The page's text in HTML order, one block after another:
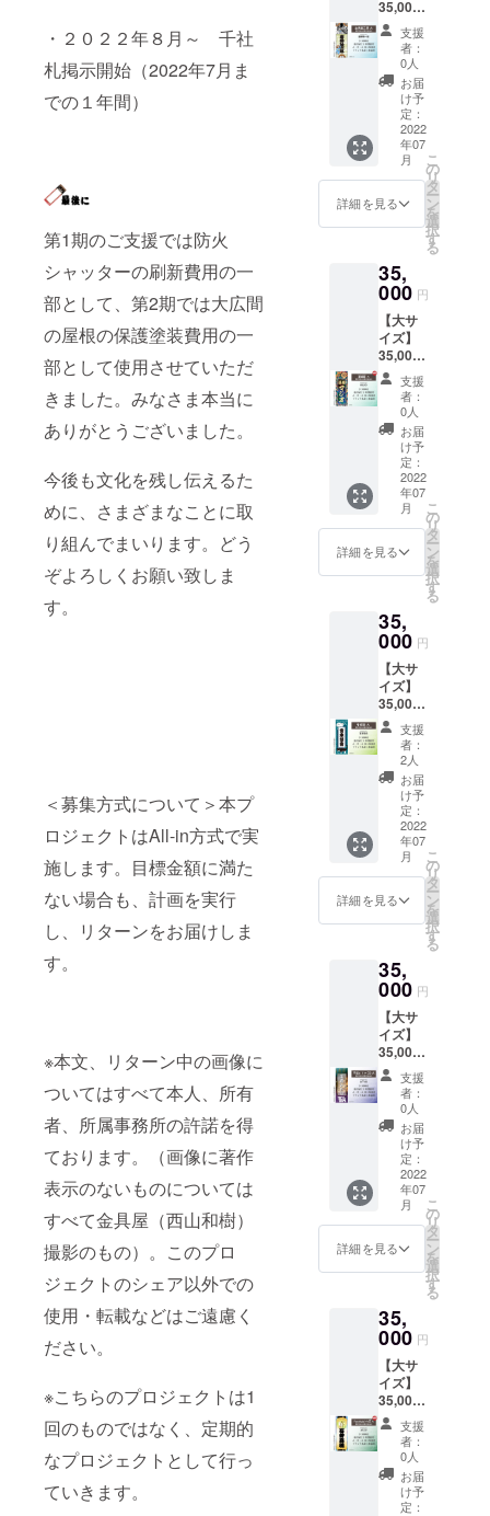
・２０２２年８月～ 千社
札掲示開始（2022年7月ま
での１年間）
第1期のご支援では防火
シャッターの刷新費用の一
部として、第2期では大広間
の屋根の保護塗装費用の一
部として使用させていただ
きました。みなさま本当に
ありがとうございました。
今後も文化を残し伝えるた
めに、さまざまなことに取
り組んでまいります。どう
ぞよろしくお願い致しま
す。
＜募集方式について＞本プ
ロジェクトはAll-in方式で実
施します。目標金額に満た
ない場合も、計画を実行
し、リターンをお届けしま
す。
※本文、リターン中の画像に
ついてはすべて本人、所有
者、所属事務所の許諾を得
ております。（画像に著作
表示のないものについては
すべて金具屋（西山和樹）
撮影のもの）。このプロ
ジェクトのシェア以外での
使用・転載などはご遠慮く
ださい。
※こちらのプロジェクトは1
回のものではなく、定期的
なプロジェクトとして行っ
ていきます。
来上が
りによ
る返
品・返
金など
には応
じられ
ません
のでご
了承く
い。
手なが
らご支
援＝ご
許諾と
させて
いただ
きま
す。 ・
千社札
は支援
の御礼
となり
りによ
る返
品・返
金など
には応
じられ
ません
のでご
了承く
ださ
い。
す。 ・
ギフト
などで
ご本人
と別の
名入れ
をする
場合
は、事
由を備
考欄に
ご記載
俗に反
する文
字につ
いては
制作で
きませ
ん。 ・
廊下へ
の貼付
の為、
千社札
が金具
屋の取
材、ロ
ケなど
で映り
込む場
手なが
らご支
援＝ご
許諾と
させて
いただ
きま
す。 ・
千社札
は支援
の御礼
となり
ますの
で、出
来上が
る返
品・返
じられ
ません
のでご
了承く
ださ
い。
名前は
不可と
させて
いただ
きま
す。 ・
ギフト
などで
ご本人
と別の
名入れ
をする
場合
は、事
考欄に
ご記載
下さ
い。 ・
公序良
俗に反
する文
字につ
いては
制作で
きませ
ん。 ・
廊下へ
の貼付
の為、
千社札
が金具
で映り
込む場
合があ
りま
す。勝
手なが
らご支
援＝ご
許諾と
させて
いただ
きま
す。 ・
千社札
は支援
の御礼
となり
りによ
る返
品・返
金など
には応
じられ
ません
のでご
了承く
ださ
い。
名、会
社名、
団体名
も可能
です。
ただ
し、本
人とは
無関係
な著名
人や著
作権に
かかる
名前は
させて
いただ
きま
す。 ・
ギフト
などで
ご本人
と別の
名入れ
をする
場合
は、事
由を備
考欄に
ご記載
下さ
い。 ・
公序良
俗に反
字につ
いては
制作で
きませ
ん。 ・
廊下へ
の貼付
の為、
千社札
が金具
屋の取
材、ロ
ケなど
で映り
込む場
合があ
りま
援＝ご
許諾と
させて
いただ
きま
す。 ・
千社札
は支援
の御礼
となり
ますの
で、出
来上が
りによ
る返
品・返
金など
のでご
了承く
ださ
い。
しくお
願い致
しま
す。 ※
ご注意
事項 ・
名入れ
時にデ
ザイン
のやり
取りを
いたし
ますの
間違え
の無い
よう
メール
アドレ
ス、お
電話番
号をご
入力く
ださ
い。 ・
個人名
だけで
なく連
名、会
社名、
団体名
も可能
です。
し、本
人とは
無関係
な著名
人や著
作権に
かかる
名前は
不可と
させて
いただ
きま
す。 ・
ギフト
などで
ご本人
と別の
名入れ
をする
は、事
由を備
考欄に
ご記載
下さ
い。 ・
公序良
俗に反
する文
字につ
いては
制作で
きませ
ん。 ・
廊下へ
の貼付
の為、
材、ロ
ケなど
で映り
込む場
合があ
りま
す。勝
手なが
らご支
援＝ご
許諾と
させて
つに
なって
いるコ
ミック
「この
はな綺
譚」の
作者さ
んで
す。繊
写と心
温まる
様（狐
模様？
神様模
様？）
は必
見、ア
ニメ版
もぜひ
チェッ
クを。
※ご注意
事項 ・
名入れ
時にデ
ザイン
のやり
取りを
いたし
ますの
間違え
の無い
よう
メール
アドレ
ス、お
電話番
号をご
入力く
ださ
い。 ・
個人名
だけで
なく連
名、会
社名、
団体名
も可能
です。
し、本
人とは
無関係
な著名
人や著
作権に
かかる
名前は
不可と
させて
いただ
きま
す。 ・
ギフト
などで
ご本人
と別の
名入れ
をする
は、事
由を備
考欄に
ご記載
下さ
い。 ・
公序良
俗に反
する文
字につ
いては
制作で
製作前
にデー
タで確
認して
いただ
きま
す。 ----
- デザイ
ナー：
emi
絵描
き、壁
の斎月
の湯の
アート
ディレ
クター
もして
いただ
きまし
た。富
士山の
タイル
アート
は必
見！
KITTE
佐ヶ谷
駅、恵
銭湯な
どの壁
画も手
掛けて
いま
す。 ※
ご注意
事項 ・
名入れ
時にデ
ザイン
のやり
取りを
いたし
ますの
で、お
間違え
の無い
よう
アドレ
ス、お
電話番
号をご
入力く
ださ
い。 ・
個人名
だけで
なく連
名、会
社名、
団体名
も可能
です。
ただ
し、本
人とは
無関係
人や著
作権に
かかる
名前は
不可と
させて
いただ
きま
す。 ・
ギフト
などで
ご本人
※※※※※※
※※※※※※
※※※※※※
※※※※※
必ず
【備考
欄】に
名入れ
文字を
指定し
さい
※※※※※※
※※※※※
名入れ
は肩書
をいれ
たり連
名にす
ること
も可能
です。
製作前
にデー
タで確
認して
いただ
きま
- デザイ
ナー：
画家。
すべて
手作業
で作品
を制
作。渋
温泉の
イベン
トを通
じての
ご縁で
す。何
もない
ところ
にペン
ていく
制作工
常に面
白く生
命が生
まれ増
えてい
く様子
にすら
見えま
す。 ※
ご注意
事項 ・
名入れ
時にデ
ザイン
のやり
取りを
いたし
ますの
で、お
の無い
よう
メール
アドレ
ス、お
電話番
号をご
入力く
ださ
い。 ・
個人名
だけで
貼付場
所：金
具屋1階
廊下
（場所
の指定
はでき
ませ
ん） 名
前入り
札大・
中・小
を各4枚
空欄札
大・
中・小
を各1枚
をご住
所に送
付
※※※※※※
※※※※※※
※※※※※※
※※※※※
必ず
【備考
欄】に
名入れ
指定し
てくだ
※※※※※※
※※※※※※
※※※※※
名入れ
は肩書
をいれ
たり連
名にす
ること
も可能
です。
製作前
にデー
タで確
認して
きま
す。 ----
- デザイ
HAL-hi
中嶋春
陽。俳
優、歌
手。金
具屋と
は音楽
イベン
トでの
ご縁で
す。現
在はさ
まざま
なCMに
出演
後の活
躍もと
しみで
す！ ※
ご注意
事項 ・
名入れ
時にデ
ザイン
のやり
取りを
いたし
ますの
で、お
るニホ
ンザル
のデザ
イン。
『ご支
援御
礼』 オ
リジナ
ル名入
れ千社
札の製
作 金具
所：金
具屋1階
廊下
（場所
の指定
はでき
ませ
ん） 名
前入り
札大・
中・小
を各4枚
ご住所
に送付
空欄札
大・
中・小
を各1枚
付
※※※※※※
※※※※※※
※※※※※※
※※※※※
必ず
【備考
欄】に
名入れ
文字を
指定し
てくだ
さい
※※※※※※
※※※※※※
※※※※※※
※※※※※
名入れ
たり連
名にす
ること
も可能
です。
製作前
にデー
タで確
認して
いただ
きま
す。 ----
- デザイ
ナー：
藤田聡
イ
ナー。
芸術学
部卒。
現在北
海道で
活動
中。金
具屋と
はイベ
ントを
通じて
のご縁
35,000
円 千社
札【金
具屋三
景】大
サイズ
貼付 貼
付札寸
法：約
70mm
縦
192mm
概要：
の特徴
的な外
観、内
装を描
き、オ
リジナ
ルキャ
ラのか
なぐや
ちゃん
が巡る
デザイ
ン。
『ご支
援御
礼』 オ
リジナ
作 金具
屋に1年
間貼付
貼付場
所：金
具屋1階
廊下
（場所
の指定
はでき
ませ
ん） 名
前入り
札大・
中・小
を各4枚
ご住所
中・小
を各1枚
をご住
所に送
付
※※※※※※
※※※※※※
※※※※※※
※※※※※
必ず
【備考
欄】に
名入れ
文字を
指定し
さい
※※※※※※
※※※※※
名入れ
は肩書
をいれ
たり連
名にす
ること
も可能
です。
製作前
にデー
支援
者：
0人
お届
け予
定：
2022
年07
月
詳細を見る
こ
の
リ
タ
ー
ン
を
選
択
す
る
35,
000 円
【大サ
イズ】
35,000
円 千社
札【星
廻廻】
大サイ
ズ貼付
貼付札
寸法：
約 幅
70mm
縦
192mm
概要：
金具屋
と、星
をモ
チーフ
にその
時々の
時世に
噛み合
いつつ
永遠に
続いて
ほしい
という
イメー
支援御
礼』 オ
リジナ
作 金具
屋に1年
間貼付
貼付場
所：金
具屋1階
廊下
（場所
の指定
はでき
ませ
ん） 名
前入り
札大・
中・小
を各4枚
ご住所
中・小
を各1枚
をご住
所に送
付
※※※※※※
※※※※※※
※※※※※※
※※※※※
必ず
【備考
欄】に
支援
者：
0人
お届
け予
定：
2022
年07
月
詳細を見る
こ
の
リ
タ
ー
ン
を
選
択
す
る
35,
000 円
【大サ
イズ】
35,000
円 千社
札【看
板猫】
大サイ
ズ貼付
貼付札
寸法：
約 幅
70mm
縦
192mm
概要：
金具屋
間活躍
した看
板猫。
今はお
空の上
から見
守って
くれて
いる2匹
をデザ
インし
た千社
札。
『ご支
援御
礼』 オ
リジナ
作 金具
屋に1年
間貼付
貼付場
所：金
具屋1階
廊下
（場所
の指定
はでき
ませ
ん） 名
支援
者：
2人
お届
け予
定：
2022
年07
月
詳細を見る
こ
の
リ
タ
ー
ン
を
選
択
す
る
35,
000 円
【大サ
イズ】
35,000
円 千社
札【平
成レト
ロCD】
大サイ
ズ貼付
貼付札
寸法：
約 幅
70mm
縦
192mm
概要：
平成レ
トロ。
千社札
をまさ
かの
8cmシ
ングル
CDジャ
ケット
に見立
てたデ
ザイ
支援
者：
0人
お届
け予
定：
2022
年07
月
詳細を見る
こ
の
リ
タ
ー
ン
を
選
択
す
る
35,
000 円
【大サ
イズ】
35,000
円 千社
札
【Yorok
obiの
灯】大
サイズ
支援
者：
0人
お届
け予
定：